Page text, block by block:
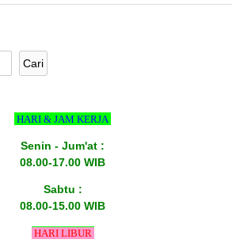
HARI & JAM KERJA
Senin - Jum'at :
08.00-17.00 WIB
Sabtu :
08.00-15.00 WIB
HARI LIBUR